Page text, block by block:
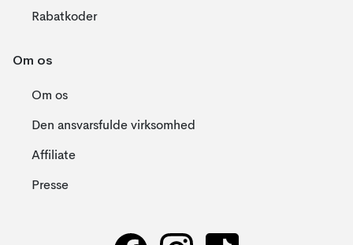
Rabatkoder
Om os
Om os
Den ansvarsfulde virksomhed
Affiliate
Presse